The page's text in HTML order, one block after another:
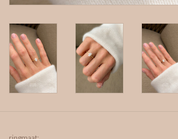
MAAK EEN AFSPRAAK